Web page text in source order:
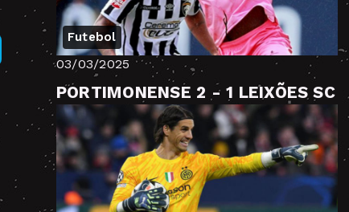
Futebol
03/03/2025
PORTIMONENSE 2 - 1 LEIXÕES SC